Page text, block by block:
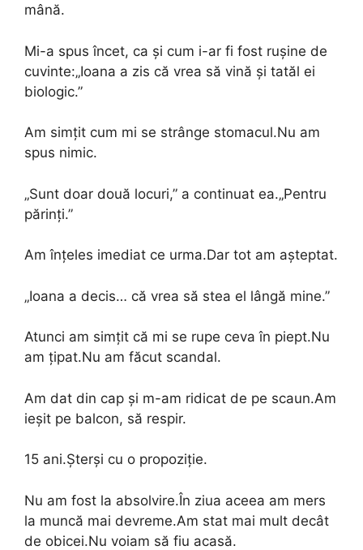
mână.
Mi-a spus încet, ca și cum i-ar fi fost rușine de
cuvinte:„Ioana a zis că vrea să vină și tatăl ei
biologic.”
Am simțit cum mi se strânge stomacul.Nu am
spus nimic.
„Sunt doar două locuri,” a continuat ea.„Pentru
părinți.”
Am înțeles imediat ce urma.Dar tot am așteptat.
„Ioana a decis… că vrea să stea el lângă mine.”
Atunci am simțit că mi se rupe ceva în piept.Nu
am țipat.Nu am făcut scandal.
Am dat din cap și m-am ridicat de pe scaun.Am
ieșit pe balcon, să respir.
15 ani.Șterși cu o propoziție.
Nu am fost la absolvire.În ziua aceea am mers
la muncă mai devreme.Am stat mai mult decât
de obicei.Nu voiam să fiu acasă.